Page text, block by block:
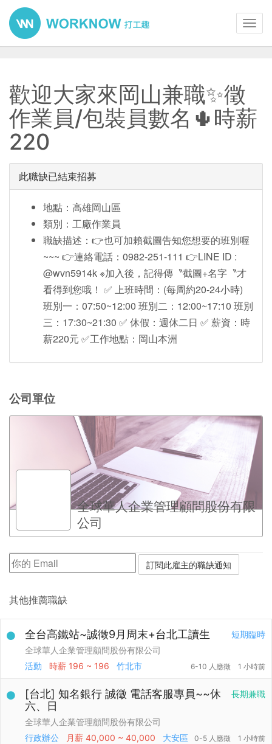
歡迎大家來岡山兼職✨徵
作業員/包裝員數名🌵時薪
220
此職缺已結束招募
地點：高雄岡山區
類別：工廠作業員
職缺描述：👉也可加賴截圖告知您想要的班別喔
~~~ 👉連絡電話：0982-251-111 👉LINE ID :
@wvn5914k ※加入後，記得傳〝截圖+名字〝才
看得到您哦！ ✅ 上班時間：(每周約20-24小時)
班別一：07:50~12:00 班別二：12:00~17:10 班別
三：17:30~21:30 ✅ 休假：週休二日 ✅ 薪資：時
薪220元 ✅工作地點：岡山本洲
公司單位
全球華人企業管理顧問股份有限
公司
其他推薦職缺
短期臨時
全台高鐵站~誠徵9月周末+台北工讀生
全球華人企業管理顧問股份有限公司
活動
時薪 196 ~ 196 竹北市 6-10 人應徵 1 小時前
長期兼職
[台北] 知名銀行 誠徵 電話客服專員~~休
六、日
全球華人企業管理顧問股份有限公司
行政辦公
月薪 40,000 ~ 40,000 大安區 0-5 人應徵 1 小時前